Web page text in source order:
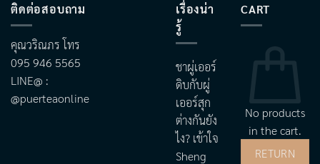
ติดต่อสอบถาม
คุณวริณภร โทร
095 946 5565
LINE@ :
@puerteaonline
เรื่องน่า
รู้
ชาผู่เออร์
ดิบกับผู่
เออร์สุก
ต่างกันยัง
ไง? เข้าใจ
Sheng
CART
No products
in the cart.
RETURN